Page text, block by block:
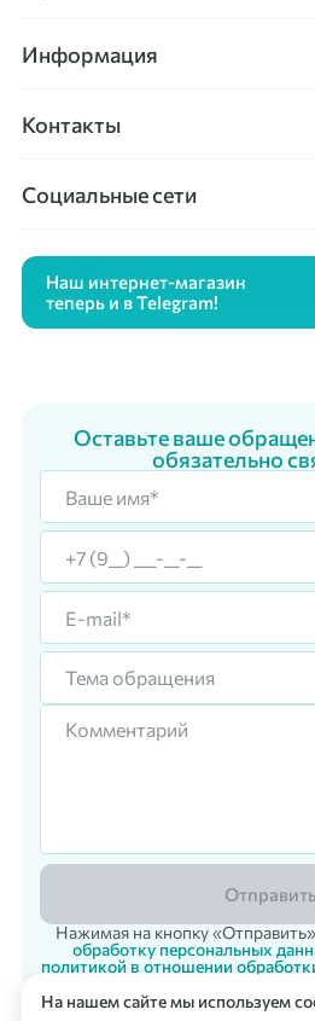
Корпоративный заказ
Информация
Контакты
Социальные сети
Наш интернет-магазин
теперь и в Telegram!
Оставьте ваше
обязательно
Тема обращения
Отправить
Нажимая на кнопку
обработку персональных
политикой в отношении
На нашем сайте мы используем